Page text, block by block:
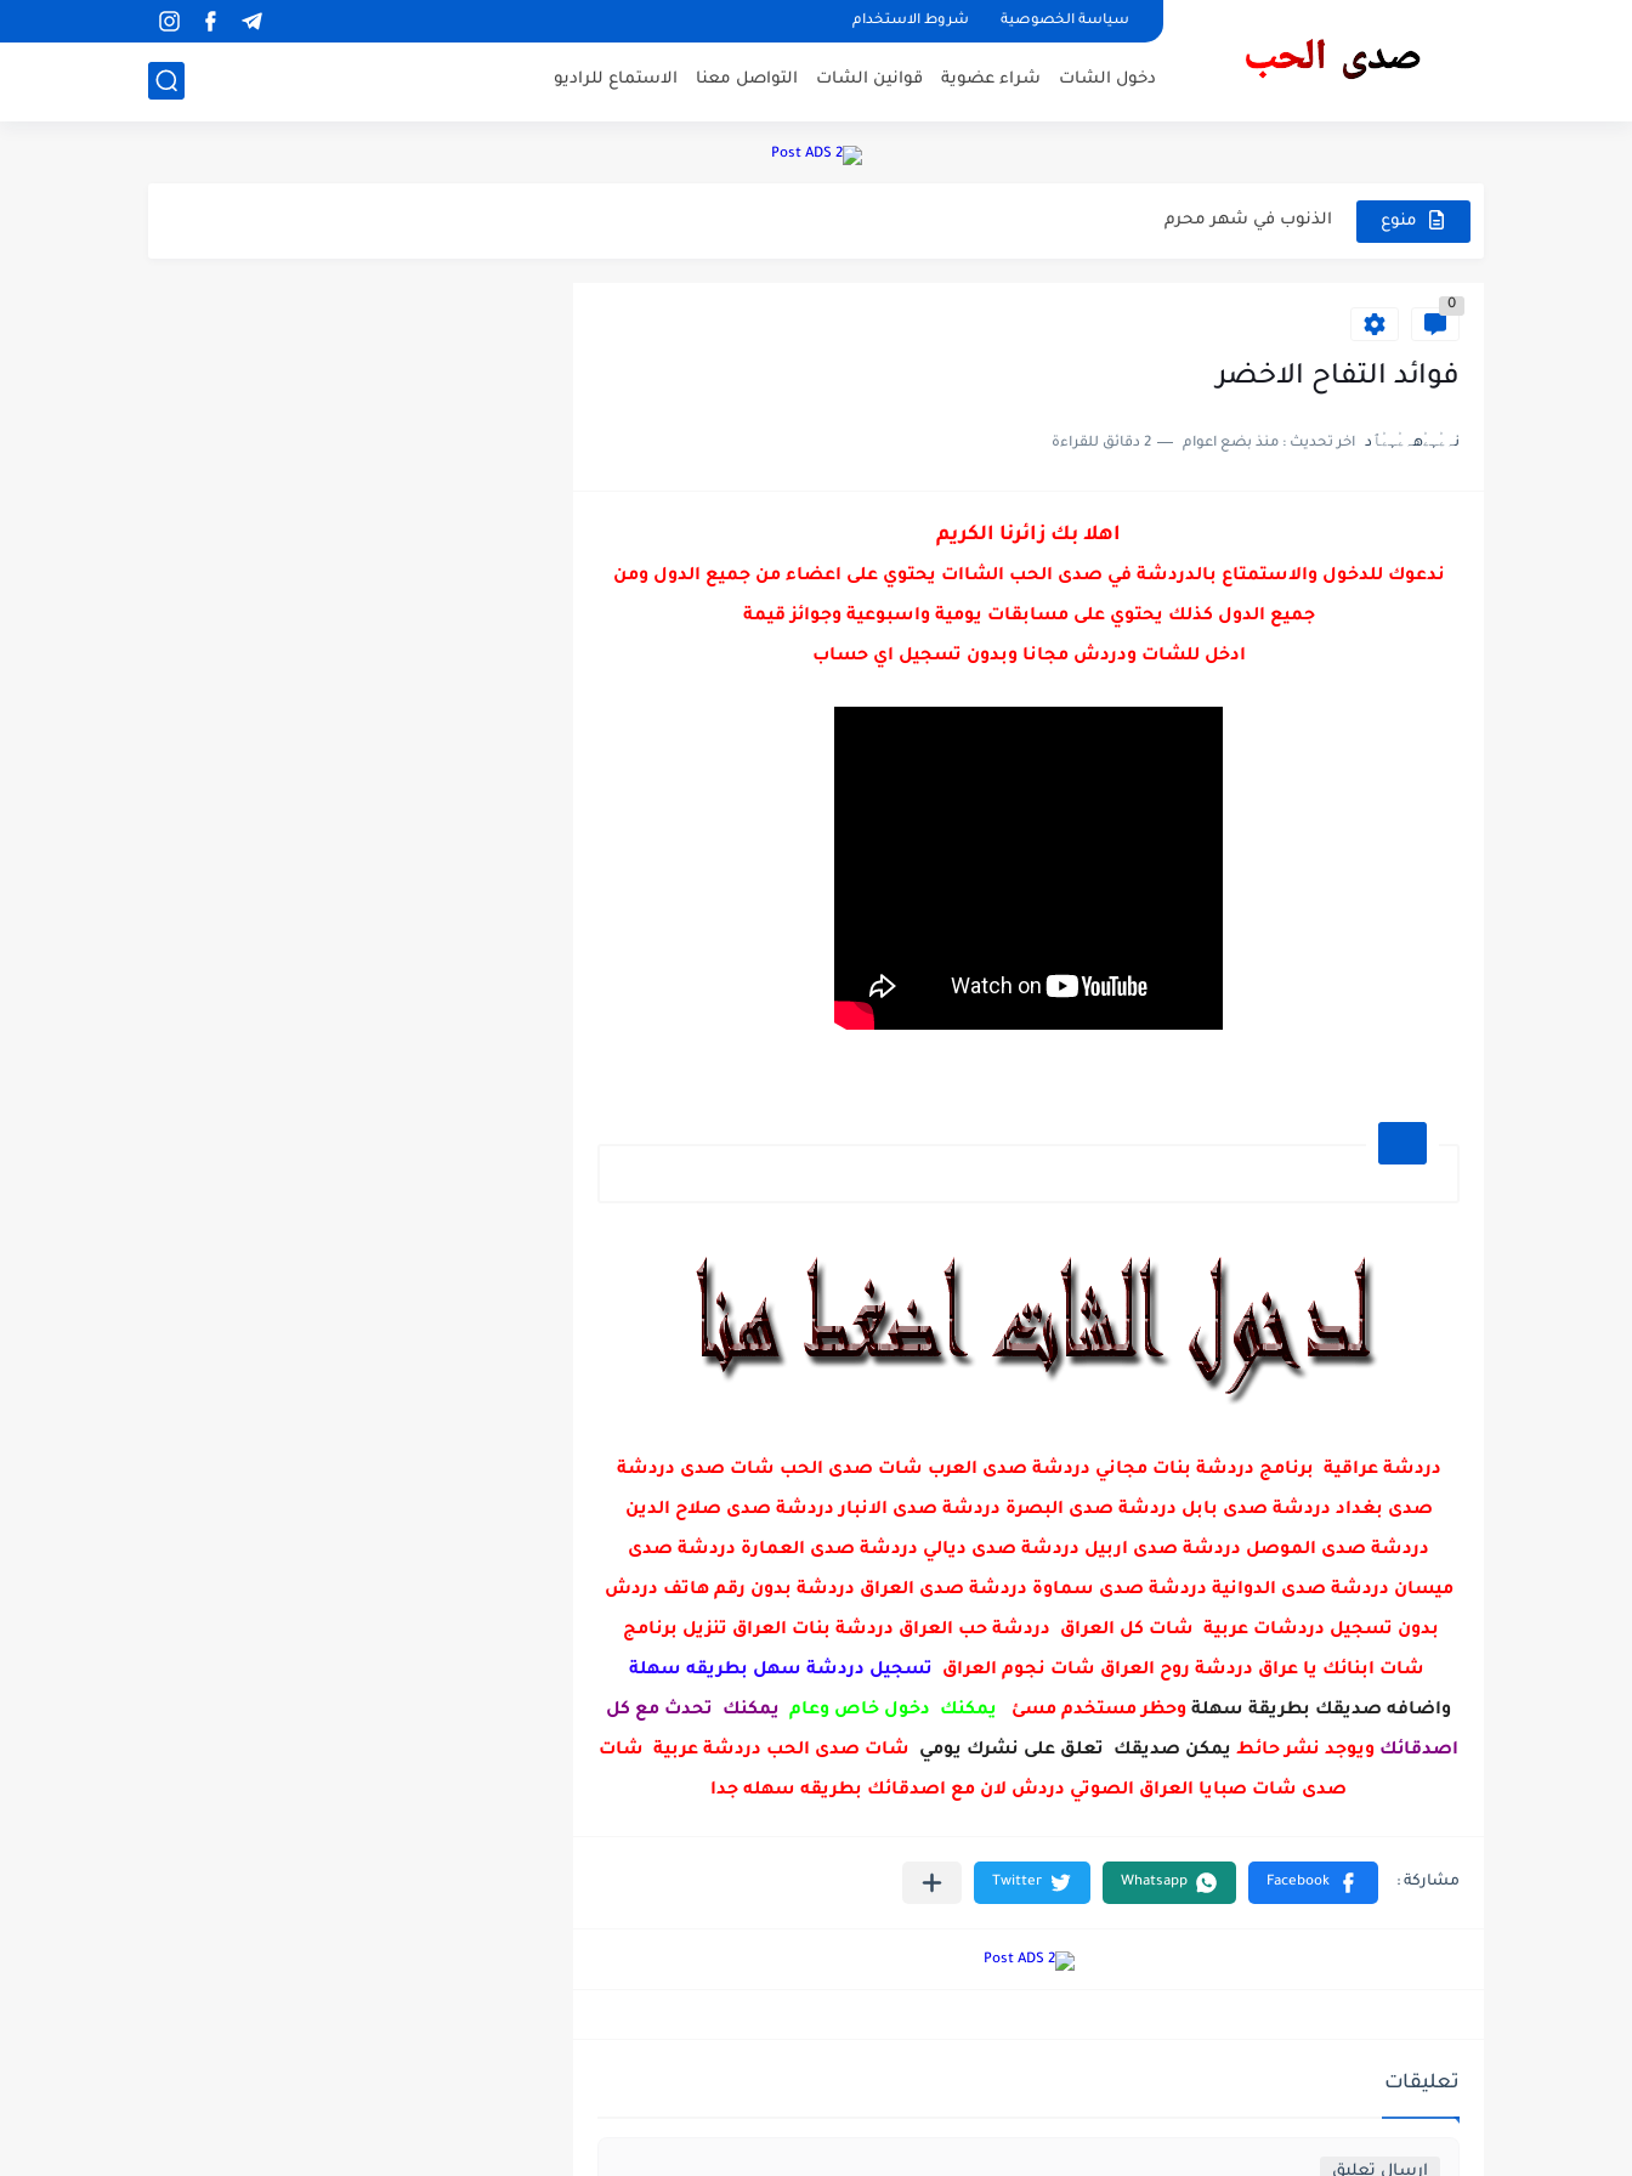
سياسة الخصوصية شروط الاستخدام
دخول الشات شراء عضوية قوانين الشات التواصل معنا الاستماع للراديو
منوع
نجاح العلاقات الاجتماعية
شات دردشة بنات الحب
الذنوب في شهر محرم
0
فوائد التفاح الاخضر
نہۦ۠ﮩۦ۠هہۦ۠ﮩۦ۠ﭑد اخر تحديث : منذ بضع اعوام 2 دقائق للقراءة
اهلا بك زائرنا الكريم
ندعوك للدخول والاستمتاع بالدردشة في صدى الحب الشاات يحتوي على اعضاء من جميع الدول ومن
جميع الدول كذلك يحتوي على مسابقات يومية واسبوعية وجوائز قيمة
ادخل للشات ودردش مجانا وبدون تسجيل اي حساب
دردشة عراقية برنامج دردشة بنات مجاني دردشة صدى العرب شات صدى الحب شات صدى دردشة
صدى بغداد دردشة صدى بابل دردشة صدى البصرة دردشة صدى الانبار دردشة صدى صلاح الدين
دردشة صدى الموصل دردشة صدى اربيل دردشة صدى ديالي دردشة صدى العمارة دردشة صدى
ميسان دردشة صدى الدوانية دردشة صدى سماوة دردشة صدى العراق دردشة بدون رقم هاتف دردش
بدون تسجيل دردشات عربية شات كل العراق دردشة حب العراق دردشة بنات العراق تنزيل برنامج
شات ابنائك يا عراق دردشة روح العراق شات نجوم العراق تسجيل دردشة سهل بطريقه سهلة
واضافه صديقك بطريقة سهلة وحظر مستخدم مسئ يمكنك دخول خاص وعام يمكنك تحدث مع كل
اصدقائك ويوجد نشر حائط يمكن صديقك تعلق على نشرك يومي شات صدى الحب دردشة عربية شات
صدى شات صبايا العراق الصوتي دردش لان مع اصدقائك بطريقه سهله جدا
تعليقات
إرسال تعليق